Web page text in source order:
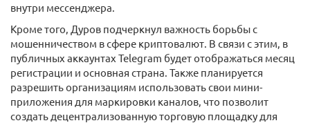
внутри мессенджера.
Кроме того, Дуров подчеркнул важность борьбы с
мошенничеством в сфере криптовалют. В связи с этим, в
публичных аккаунтах Telegram будет отображаться месяц
регистрации и основная страна. Также планируется
разрешить организациям использовать свои мини-
приложения для маркировки каналов, что позволит
создать децентрализованную торговую площадку для